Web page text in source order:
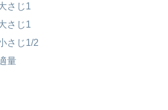
じ1
じ1
さじ1/2